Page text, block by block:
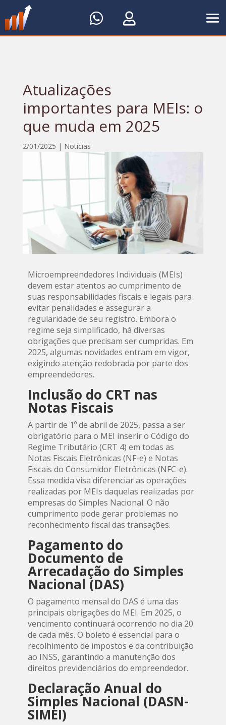
 
Atualizações
importantes para MEIs: o
que muda em 2025
2/01/2025 | Notícias
Microempreendedores Individuais (MEIs)
devem estar atentos ao cumprimento de
suas responsabilidades fiscais e legais para
evitar penalidades e assegurar a
regularidade de seu registro. Embora o
regime seja simplificado, há diversas
obrigações que precisam ser cumpridas. Em
2025, algumas novidades entram em vigor,
exigindo atenção redobrada por parte dos
empreendedores.
Inclusão do CRT nas
Notas Fiscais
A partir de 1º de abril de 2025, passa a ser
obrigatório para o MEI inserir o Código do
Regime Tributário (CRT 4) em todas as
Notas Fiscais Eletrônicas (NF-e) e Notas
Fiscais do Consumidor Eletrônicas (NFC-e).
Essa medida visa diferenciar as operações
realizadas por MEIs daquelas realizadas por
empresas do Simples Nacional. O não
cumprimento pode gerar problemas no
reconhecimento fiscal das transações.
Pagamento do
Documento de
Arrecadação do Simples
Nacional (DAS)
O pagamento mensal do DAS é uma das
principais obrigações do MEI. Em 2025, o
vencimento continuará ocorrendo no dia 20
de cada mês. O boleto é essencial para o
recolhimento de impostos e da contribuição
ao INSS, garantindo a manutenção dos
direitos previdenciários do empreendedor.
Declaração Anual do
Simples Nacional (DASN-
SIMEI)